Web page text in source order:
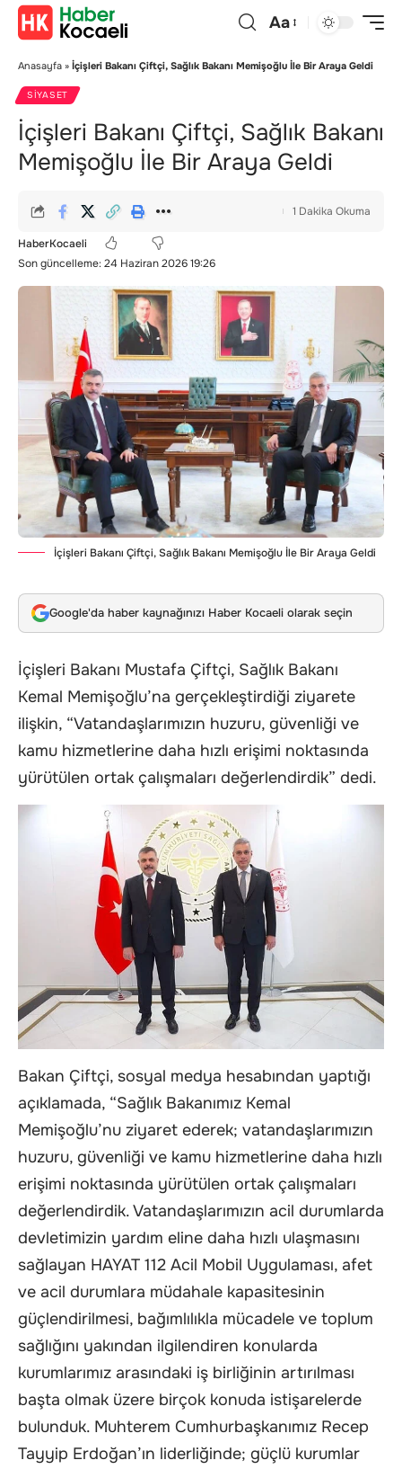
Aa
Anasayfa » İçişleri Bakanı Çiftçi, Sağlık Bakanı Memişoğlu İle Bir Araya Geldi
SIYASET
İçişleri Bakanı Çiftçi, Sağlık Bakanı
Memişoğlu İle Bir Araya Geldi
Son güncelleme: 24 Haziran 2026 19:26
HaberKocaeli
1 Dakika Okuma
İçişleri Bakanı Çiftçi, Sağlık Bakanı Memişoğlu İle Bir Araya Geldi
Google'da haber kaynağınızı Haber Kocaeli olarak seçin
İçişleri Bakanı Mustafa Çiftçi, Sağlık Bakanı
Kemal Memişoğlu’na gerçekleştirdiği ziyarete
ilişkin, “Vatandaşlarımızın huzuru, güvenliği ve
kamu hizmetlerine daha hızlı erişimi noktasında
yürütülen ortak çalışmaları değerlendirdik” dedi.
Bakan Çiftçi, sosyal medya hesabından yaptığı
açıklamada, “Sağlık Bakanımız Kemal
Memişoğlu’nu ziyaret ederek; vatandaşlarımızın
huzuru, güvenliği ve kamu hizmetlerine daha hızlı
erişimi noktasında yürütülen ortak çalışmaları
değerlendirdik. Vatandaşlarımızın acil durumlarda
devletimizin yardım eline daha hızlı ulaşmasını
sağlayan HAYAT 112 Acil Mobil Uygulaması, afet
ve acil durumlara müdahale kapasitesinin
güçlendirilmesi, bağımlılıkla mücadele ve toplum
sağlığını yakından ilgilendiren konularda
kurumlarımız arasındaki iş birliğinin artırılması
başta olmak üzere birçok konuda istişarelerde
bulunduk. Muhterem Cumhurbaşkanımız Recep
Tayyip Erdoğan’ın liderliğinde; güçlü kurumlar